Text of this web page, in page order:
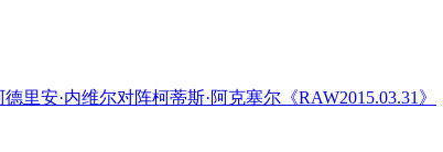
德里安·内维尔对阵柯蒂斯·阿克塞尔《RAW2015.03.31》